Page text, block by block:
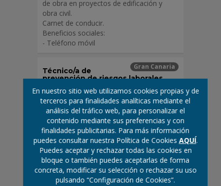
En nuestro sitio web utilizamos cookies propias y de
terceros para finalidades analíticas mediante el
análisis del tráfico web, para personalizar el
contenido mediante sus preferencias y con
finalidades publicitarias. Para más información
puedes consultar nuestra Política de CookiesAQUÍ.
Puedes aceptar y rechazar todas las cookies en
bloque o también puedes aceptarlas de forma
concreta, modificar su selección o rechazar su uso
pulsando “Configuración de Cookies”.
expresamente y autoriza a Construplan
S.l para que trate sus datos personales,
que voluntariamente facilita, según las
finalidades expuestas en este escrito.
Esta autorización/ consentimiento tiene
validez hasta su vencimiento o
de obra en proyectos de edificación y
obra civil.
Carnet de conducir.
Beneficios sociales:
- Teléfono móvil
Gran Canaria
Técnico/a de
prevención de riesgos laborales
Bajo las indicaciones del responsable de
PRL, llevarán a cabo las siguientes
funciones:
· Realizar inspecciones y asesoramiento
técnico en campo.
· Redacción de planes de seguridad y
salud, así como elaborar procedimientos
de trabajo, informes técnicos e
investigaciones relacionadas con el
puesto.